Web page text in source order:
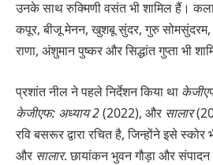
उनके साथ रुक्मिणी वसंत भी शामिल हैं।
कपूर, बीजू मेनन, खुशबू सुंदर, गुरु
राणा, अंशुमान पुष्कर और सिद्धांत गुप्ता भी
प्रशांत नील ने पहले निर्देशन किया था
केजीएफ: अध्याय 2(2022), और सालार
रवि बसरूर द्वारा रचित है, जिन्होंने इसे स्कोर
और सालार. छायांकन भुवन गौड़ा और संपादन